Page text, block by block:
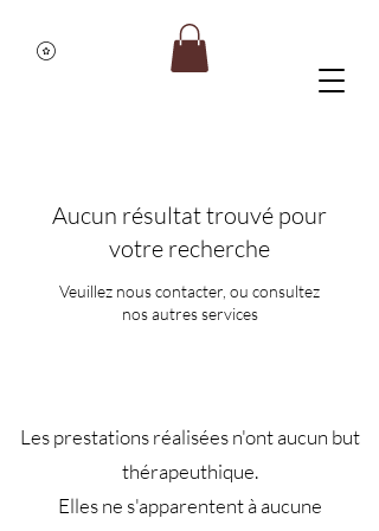
Aucun résultat trouvé pour
votre recherche
Veuillez nous contacter, ou consultez
nos autres services
Les prestations réalisées n'ont aucun but
thérapeuthique.
Elles ne s'apparentent à aucune